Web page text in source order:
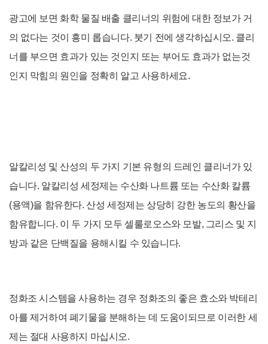
광고에 보면 화학 물질 배출 클리너의 위험에 대한 정보가 거
의 없다는 것이 흥미 롭습니다. 붓기 전에 생각하십시오. 클리
너를 부으면 효과가 있는 것인지 또는 부어도 효과가 없는것
인지 막힘의 원인을 정확히 알고 사용하세요.
알칼리성 및 산성의 두 가지 기본 유형의 드레인 클리너가 있
습니다. 알칼리성 세정제는 수산화 나트륨 또는 수산화 칼륨
(용액)을 함유한다. 산성 세정제는 상당히 강한 농도의 황산을
함유합니다. 이 두 가지 모두 셀룰로오스와 모발, 그리스 및 지
방과 같은 단백질을 용해시킬 수 있습니다.
정화조 시스템을 사용하는 경우 정화조의 좋은 효소와 박테리
아를 제거하여 폐기물을 분해하는 데 도움이되므로 이러한 세
제는 절대 사용하지 마십시오.